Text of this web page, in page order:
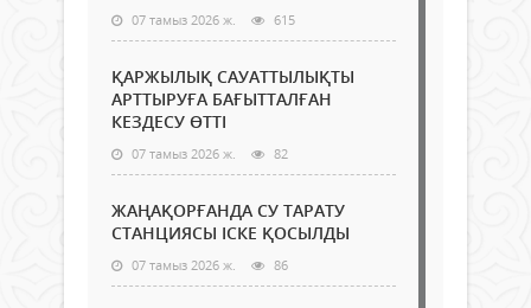
07 тамыз 2026 ж. 615
ҚАРЖЫЛЫҚ САУАТТЫЛЫҚТЫ
АРТТЫРУҒА БАҒЫТТАЛҒАН
КЕЗДЕСУ ӨТТІ
07 тамыз 2026 ж. 82
ЖАҢАҚОРҒАНДА СУ ТАРАТУ
СТАНЦИЯСЫ ІСКЕ ҚОСЫЛДЫ
07 тамыз 2026 ж. 86